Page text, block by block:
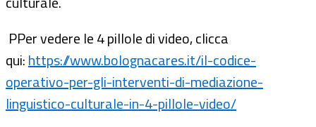
PPer vedere le 4 pillole di video, clicca
qui:https://www.bolognacares.it/il-codice-
operativo-per-gli-interventi-di-mediazione-
linguistico-culturale-in-4-pillole-video/